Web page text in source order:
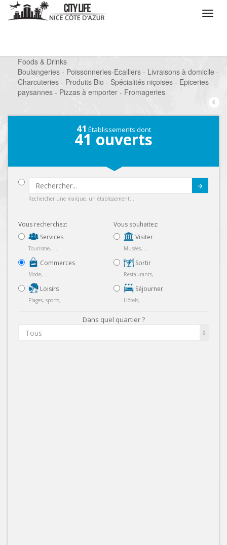
Foods & Drinks
/
Boulangeries - Poissonneries-Ecaillers - Livraisons à domicile -
Charcuteries - Produits Bio - Spécialités niçoises - Epiceries
paysannes - Pizzas à emporter - Fromageries
41 Établissements dont
41 ouverts
Rechercher une marque, un établissement...
Vous recherchez:
Services
Tourisme, ...
Commerces
Mode, ...
Loisirs
Plages, sports, ...
Vous souhaitez:
Visiter
Musées, ...
Sortir
Restaurants, ...
Séjourner
Hôtels, ...
Dans quel quartier ?
Tous